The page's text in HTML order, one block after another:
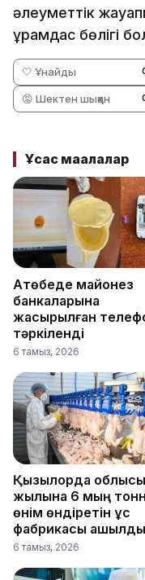
әлеуметтік
құрамдас бөлігі
🤍 Ұнайды
😡 Шектен шыққан
Ұқсас мақалалар
Ақтөбеде майонез
банкаларына
жасырылған
тәркіленді
6 тамыз, 2026
Қызылорда
жылына 6 мың
өнім өндіретін құс
фабрикасы ашылды
6 тамыз, 2026